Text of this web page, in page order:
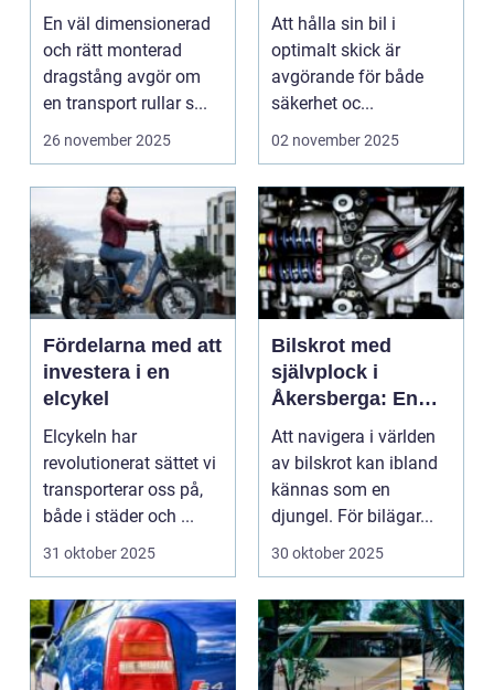
och trygg
transport
En väl dimensionerad
och rätt monterad
dragstång avgör om
en transport rullar s...
26 november 2025
bilvård i hjärtat av
Sverige
Att hålla sin bil i
optimalt skick är
avgörande för både
säkerhet oc...
02 november 2025
Fördelarna med att
investera i en
elcykel
Elcykeln har
revolutionerat sättet vi
transporterar oss på,
både i städer och ...
31 oktober 2025
Bilskrot med
självplock i
Åkersberga: En
guide till
miljövänlig
återvinning
Att navigera i världen
av bilskrot kan ibland
kännas som en
djungel. För bilägar...
30 oktober 2025